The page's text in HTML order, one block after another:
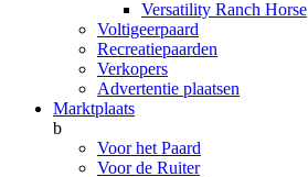
Versatility Ranch Horse
Voltigeerpaard
Recreatiepaarden
Verkopers
Advertentie plaatsen
Marktplaats
b
Voor het Paard
Voor de Ruiter